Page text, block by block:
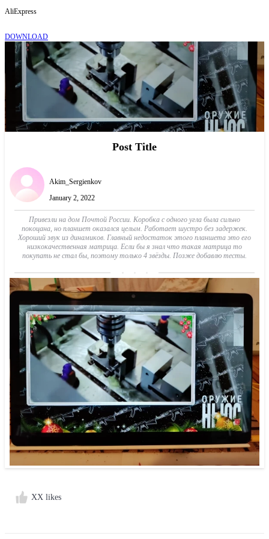
AliExpress
DOWNLOAD
Post Title
Akim_Sergienkov
January 2, 2022
Привезли на дом Почтой России. Коробка с одного угла была сильно
покоцана, но планшет оказался целым. Работает шустро без задержек.
Хороший звук из динамиков. Главный недостаток этого планшета это его
низкокачественная матрица. Если бы я знал что такая матрица то
покупать не стал бы, поэтому только 4 звёзды. Позже добавлю тесты.
XX likes